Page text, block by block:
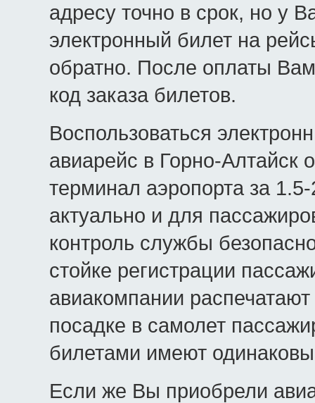
адресу точно в срок, но у
электронный билет на
обратно. После оплаты
код заказа билетов.
Воспользоваться
авиарейс в Горно-Алтайск
терминал аэропорта за
актуально и для
контроль службы
стойке регистрации
авиакомпании
посадке в самолет
билетами имеют
Если же Вы приобрели